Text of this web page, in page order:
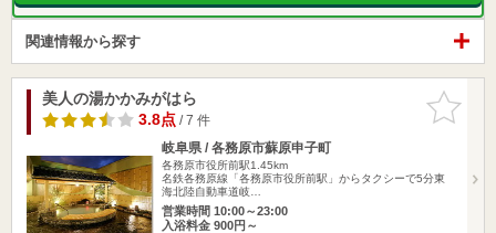
関連情報から探す
お気に入
りに追加
美人の湯かかみがはら
3.8点/ 7 件
岐阜県 / 各務原市蘇原申子町
各務原市役所前駅1.45km
名鉄各務原線「各務原市役所前駅」からタクシーで5分東
海北陸自動車道岐…
営業時間 10:00～23:00
入浴料金 900円～